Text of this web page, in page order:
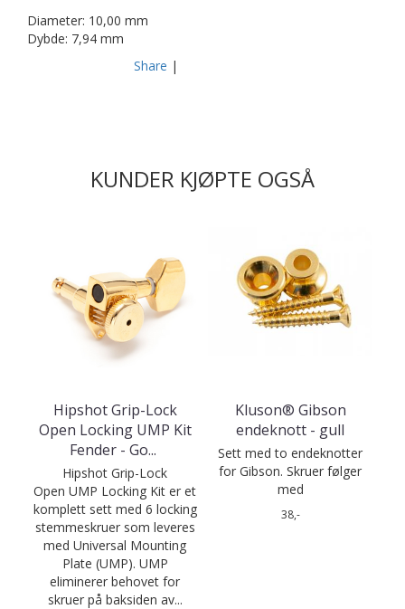
Diameter: 10,00 mm
Dybde: 7,94 mm
Share |
KUNDER KJØPTE OGSÅ
Hipshot Grip-Lock
Open Locking UMP Kit
Fender - Go...
Hipshot Grip-Lock
Open UMP Locking Kit er et
komplett sett med 6 locking
stemmeskruer som leveres
med Universal Mounting
Plate (UMP). UMP
eliminerer behovet for
skruer på baksiden av...
Kluson® Gibson
endeknott - gull
Sett med to endeknotter
for Gibson. Skruer følger
med
38,-